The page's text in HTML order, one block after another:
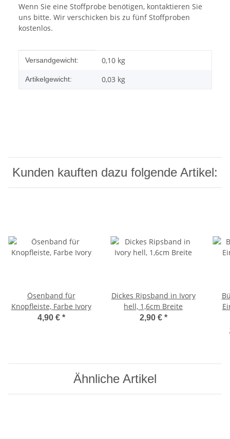
Wenn Sie eine Stoffprobe benötigen, kontaktieren Sie
uns bitte. Wir verschicken bis zu fünf Stoffproben
kostenlos.
Produkteigenschaft
Wert
Versandgewicht: 0,10 kg
Artikelgewicht: 0,03 kg
Kunden kauften dazu folgende Artikel:
Ösenband für
Knopfleiste, Farbe Ivory
4,90 € *
Dickes Ripsband in Ivory
hell, 1,6cm Breite
2,90 € *
Ähnliche Artikel